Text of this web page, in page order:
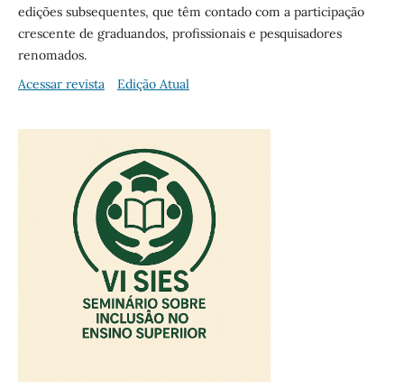
edições subsequentes, que têm contado com a participação
crescente de graduandos, profissionais e pesquisadores
renomados.
Acessar revista
Edição Atual